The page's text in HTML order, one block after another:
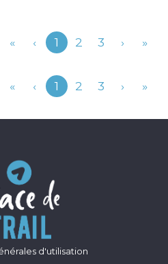
« ‹Précédent
1 2 3 › »
« ‹Précédent
1 2 3 › »
d'utilisation